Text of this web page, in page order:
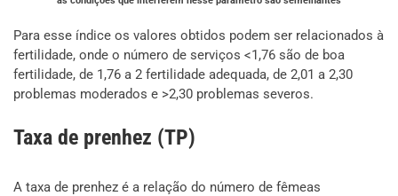
Para esse índice os valores obtidos podem ser relacionados à
fertilidade, onde o número de serviços <1,76 são de boa
fertilidade, de 1,76 a 2 fertilidade adequada, de 2,01 a 2,30
problemas moderados e >2,30 problemas severos.
Taxa de prenhez (TP)
A taxa de prenhez é a relação do número de fêmeas